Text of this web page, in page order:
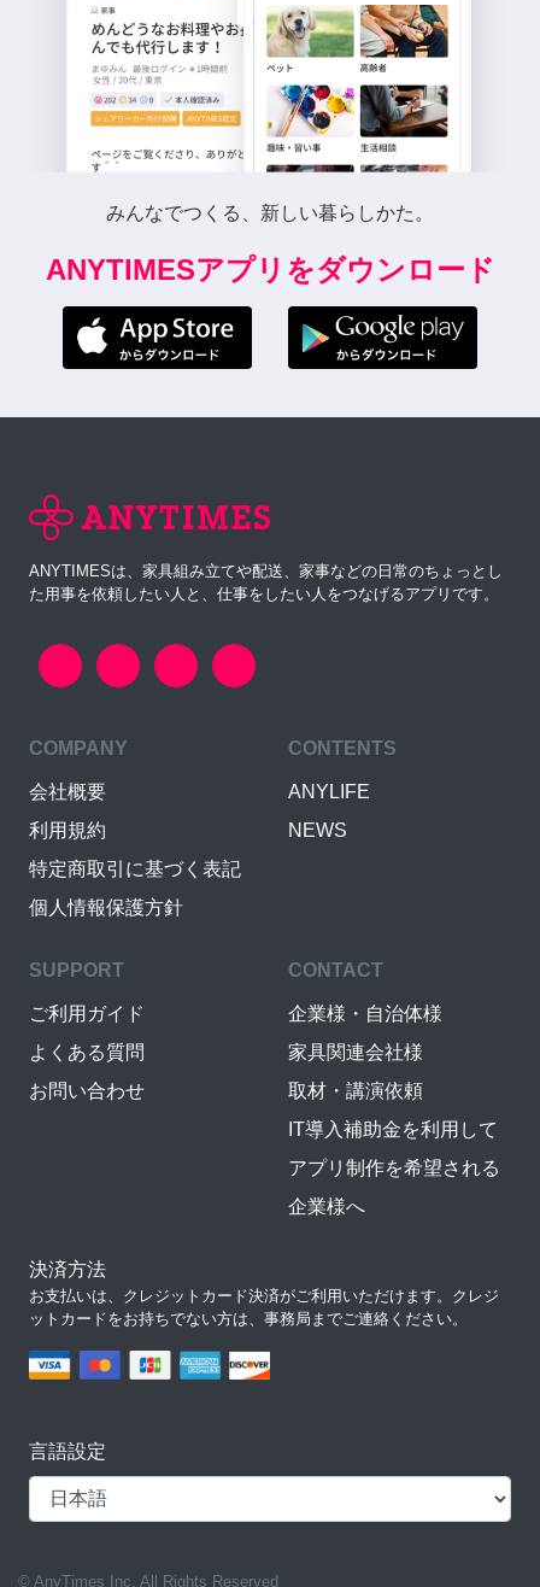
みんなでつくる、新しい暮らしかた。
ANYTIMESアプリをダウンロード
ANYTIMESは、家具組み立てや配送、家事などの日常のちょっとし
た用事を依頼したい人と、仕事をしたい人をつなげるアプリです。
COMPANY
会社概要
利用規約
特定商取引に基づく表記
個人情報保護方針
CONTENTS
ANYLIFE
NEWS
SUPPORT
ご利用ガイド
よくある質問
お問い合わせ
CONTACT
企業様・自治体様
家具関連会社様
取材・講演依頼
IT導入補助金を利用して
アプリ制作を希望される
企業様へ
決済方法
お支払いは、クレジットカード決済がご利用いただけます。クレジ
ットカードをお持ちでない方は、事務局までご連絡ください。
言語設定
© AnyTimes Inc. All Rights Reserved